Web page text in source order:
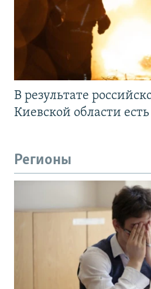
В результате
Киевской области
Регионы